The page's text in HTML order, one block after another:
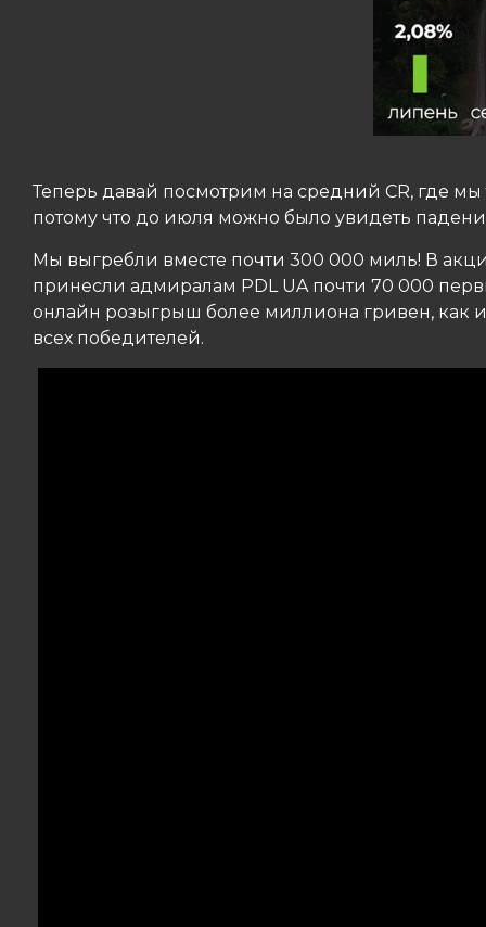
Теперь давай посмотрим на средний CR, где
потому что до июля можно было увидеть
Мы выгребли вместе почти 300 000 миль! В
принесли адмиралам PDL UA почти 70 000
онлайн розыгрыш более миллиона гривен, как
всех победителей.